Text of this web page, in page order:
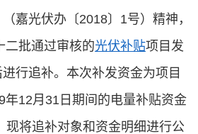
嘉光伏办〔2018〕1号）精神，
二批通过审核的光伏补贴项目发
行追补。本次补发资金为项目
年12月31日期间的电量补贴资金
现将追补对象和资金明细进行公